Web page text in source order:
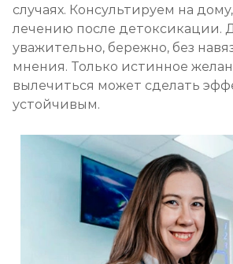
случаях. Консультируем на
лечению после детоксикации.
уважительно, бережно, без
мнения. Только истинное
вылечиться может сделать
устойчивым.